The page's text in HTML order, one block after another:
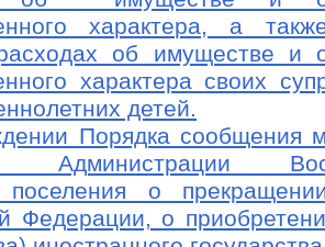
характера, а
об имуществе и
характера своих
детей.
Порядка сообщения
Администрации
поселения о
Федерации, о